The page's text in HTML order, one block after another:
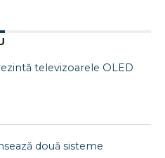
televizoarele OLED
două sisteme